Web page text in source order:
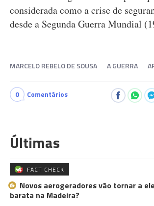
considerada como a crise de
desde a Segunda Guerra Mundial
MARCELO REBELO DE SOUSA A GUERRA
0 Comentários
Últimas
FACT CHECK
Novos aerogeradores vão tornar a
barata na Madeira?